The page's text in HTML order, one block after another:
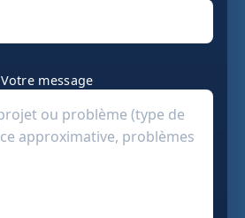
Votre message